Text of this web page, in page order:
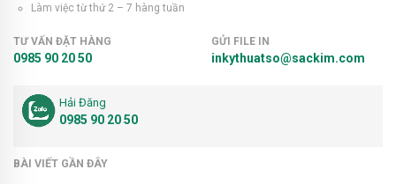
Làm việc từ thứ 2 – 7 hàng tuần
TƯ VẤN ĐẶT HÀNG
0985 90 20 50
GỬI FILE IN
inkythuatso@sackim.com
Hải Đăng
0985 90 20 50
BÀI VIẾT GẦN ĐÂY